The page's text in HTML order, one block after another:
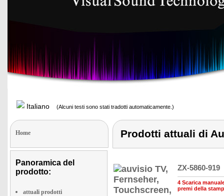
Italiano (Alcuni testi sono stati tradotti automaticamente.)
Home
Panoramica del
prodotto:
attuali prodotti
Prodotti attuali di
ZX-5860-919
4 Scarica
premi della